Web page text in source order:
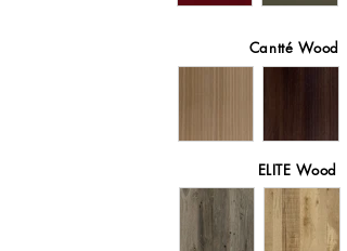
Cantté Wood
ELITE Wood